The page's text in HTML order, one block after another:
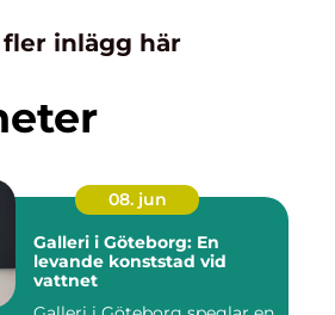
fler inlägg här
08. jun
Galleri i Göteborg: En
levande konststad vid
vattnet